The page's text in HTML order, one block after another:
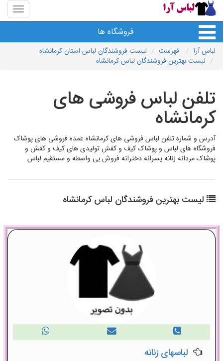
منوی
سایت
آرا
فروشگاه ها
لباس آرا فهرست
لیست فروشندگان لباس استان کرمانشاه
لیست بهترین فروشندگان لباس کرمانشاه
تلفن لباس فروشی های
کرمانشاه
آدرس و شماره تلفن لباس فروشی های کرمانشاه عمده فروشی های پوشاک
فروشگاه های لباس و پوشاک کیف و کفش تولیدی های کیف و کفش و
پوشاک مردانه زنانه پسرانه دخترانه فروش بی واسطه و مستقیم لباس
لیست بهترین فروشندگان لباس کرمانشاه
لباسهای زنانه